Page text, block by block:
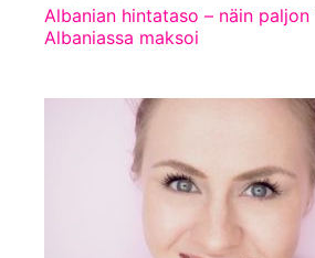
Albanian hintataso – näin
Albaniassa maksoi